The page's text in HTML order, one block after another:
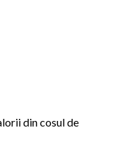
din cosul de